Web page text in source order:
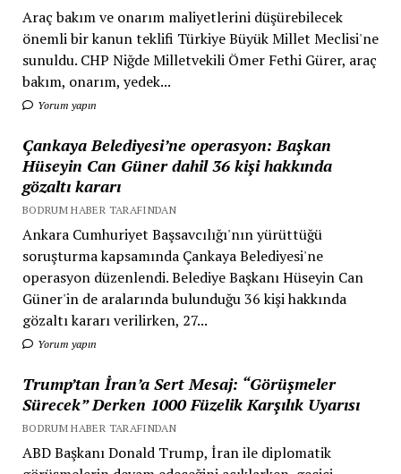
Araç bakım ve onarım maliyetlerini düşürebilecek
önemli bir kanun teklifi Türkiye Büyük Millet Meclisi'ne
sunuldu. CHP Niğde Milletvekili Ömer Fethi Gürer, araç
bakım, onarım, yedek...
Yorum yapın
Çankaya Belediyesi’ne operasyon: Başkan
Hüseyin Can Güner dahil 36 kişi hakkında
gözaltı kararı
BODRUM HABER TARAFINDAN
Ankara Cumhuriyet Başsavcılığı'nın yürüttüğü
soruşturma kapsamında Çankaya Belediyesi'ne
operasyon düzenlendi. Belediye Başkanı Hüseyin Can
Güner'in de aralarında bulunduğu 36 kişi hakkında
gözaltı kararı verilirken, 27...
Yorum yapın
Trump’tan İran’a Sert Mesaj: “Görüşmeler
Sürecek” Derken 1000 Füzelik Karşılık Uyarısı
BODRUM HABER TARAFINDAN
ABD Başkanı Donald Trump, İran ile diplomatik